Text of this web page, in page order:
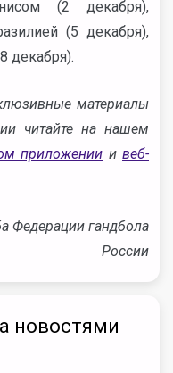
(2 декабря),
(5 декабря),
декабря).
материалы
читайте на нашем
приложении ивеб-
Федерации гандбола
России
новостями